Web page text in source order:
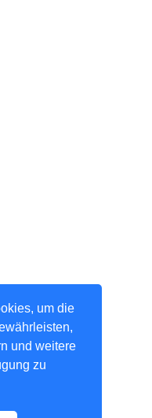
um die
und weitere
zu